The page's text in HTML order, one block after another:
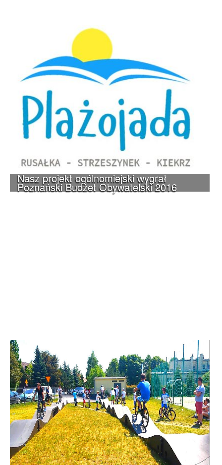
Nasz projekt ogólnomiejski wygrał
Poznański Budżet Obywatelski 2016